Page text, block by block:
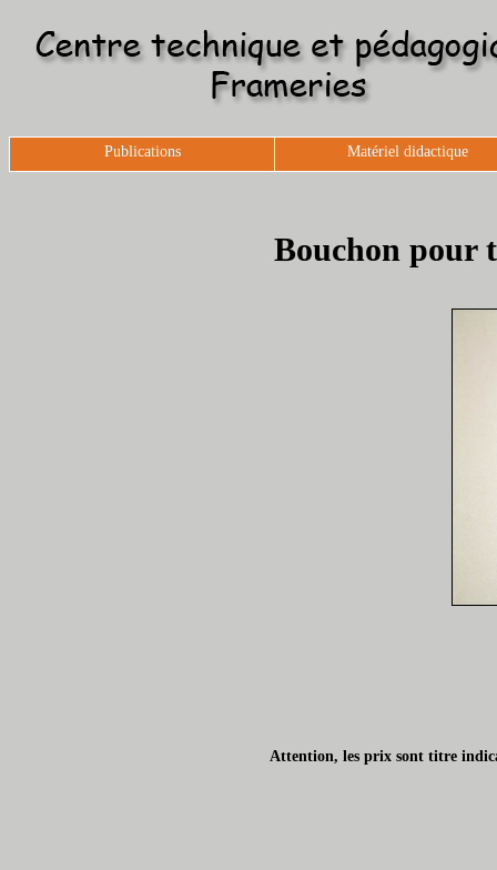
Publications Matériel didactique
Bouchon pour
Attention, les prix sont titre